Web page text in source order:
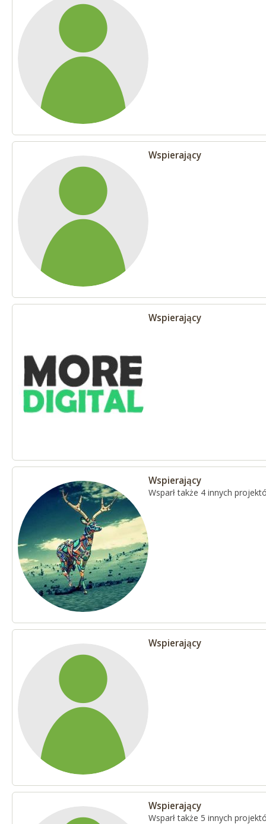
Wspierający
Wspierający
Wspierający
Wsparł także 4 innych
Wspierający
Wspierający
Wsparł także 5 innych